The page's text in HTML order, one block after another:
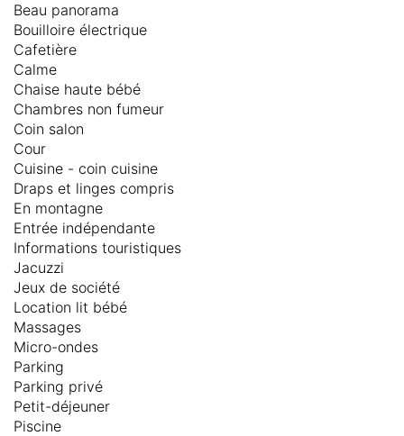
Beau panorama
Bouilloire électrique
Cafetière
Calme
Chaise haute bébé
Chambres non fumeur
Coin salon
Cour
Cuisine - coin cuisine
Draps et linges compris
En montagne
Entrée indépendante
Informations touristiques
Jacuzzi
Jeux de société
Location lit bébé
Massages
Micro-ondes
Parking
Parking privé
Petit-déjeuner
Piscine